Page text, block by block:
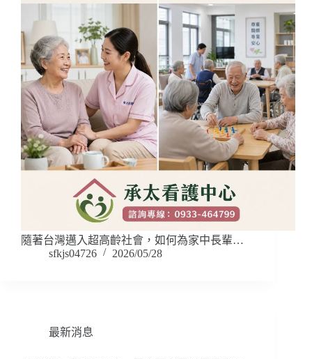
隨著台灣邁入超高齡社會，如何為家中長輩…
sfkjs04726
2026/05/28
最新消息